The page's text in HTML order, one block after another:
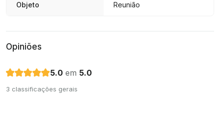
Objeto Reunião
Opiniões
5.0 em 5.0
3 classificações gerais